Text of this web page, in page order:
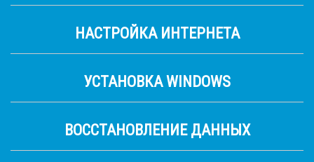
НАСТРОЙКА ИНТЕРНЕТА
УСТАНОВКА WINDOWS
ВОССТАНОВЛЕНИЕ ДАННЫХ